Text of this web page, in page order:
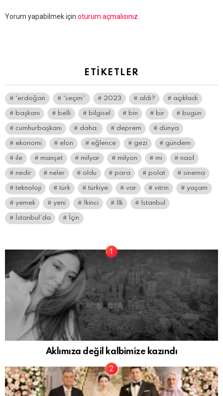
Bir
Yorum yapabilmek için oturum açmalısınız
ETIKETLER
“erdoğan “seçim” 2023 aldı? açıkladı
başkanı belli bilgisel bin bir bugün
cumhurbaşkanı daha: deprem dünya
ekonomi elon eğlence gezi gündem
ile manşet milyar milyon mı nasıl
nedir neler oldu para polat sinema
teknoloji türk türkiye var vitrin yaşam
yemek yeni İkinci İlk İstanbul
İstanbul’da İçin
Aklımıza değil kalbimize kazındı